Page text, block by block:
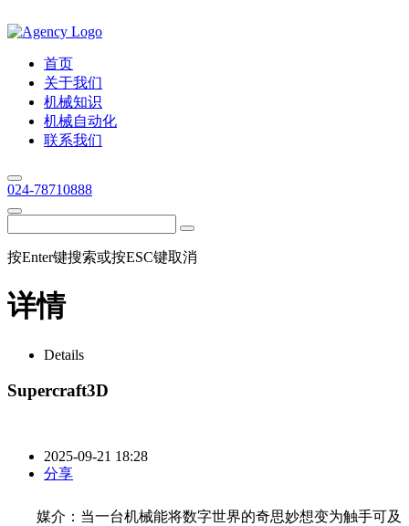
首页
关于我们
机械知识
机械自动化
联系我们
024-78710888
按Enter键搜索或按ESC键取消
详情
Details
Supercraft3D
2025-09-21 18:28
分享
媒介：当一台机械能将数字世界的奇思妙想变为触手可及